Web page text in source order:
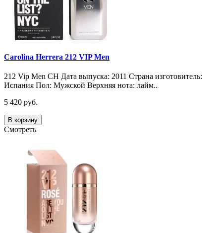
Carolina Herrera 212 VIP Men
212 Vip Men CH Дата выпуска: 2011 Страна изготовитель:
Испания Пол: Мужской Верхняя нота: лайм..
5 420 руб.
В корзину
Смотреть